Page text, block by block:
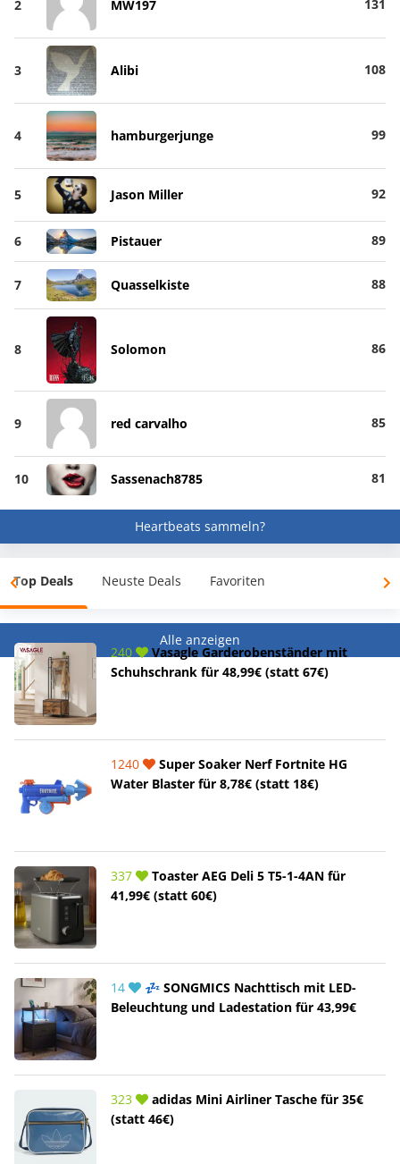
2 MW197 131
3 Alibi 108
4 hamburgerjunge 99
5 Jason Miller 92
6 Pistauer 89
7 Quasselkiste 88
8 Solomon 86
9 red carvalho 85
10 Sassenach8785 81
Heartbeats sammeln?
Top Deals Neuste Deals Favoriten
Alle anzeigen
240
Vasagle Garderobenständer mit
Schuhschrank für 48,99€ (statt 67€)
1240
Super Soaker Nerf Fortnite HG
Water Blaster für 8,78€ (statt 18€)
337
Toaster AEG Deli 5 T5-1-4AN für
41,99€ (statt 60€)
14
💤 SONGMICS Nachttisch mit LED-
Beleuchtung und Ladestation für 43,99€
323
adidas Mini Airliner Tasche für 35€
(statt 46€)